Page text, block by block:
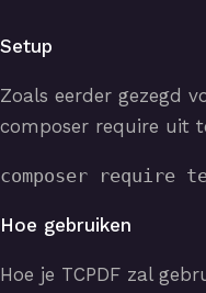
Setup
Zoals eerder gezegd
composer require uit
composer require
Hoe gebruiken
Hoe je TCPDF zal